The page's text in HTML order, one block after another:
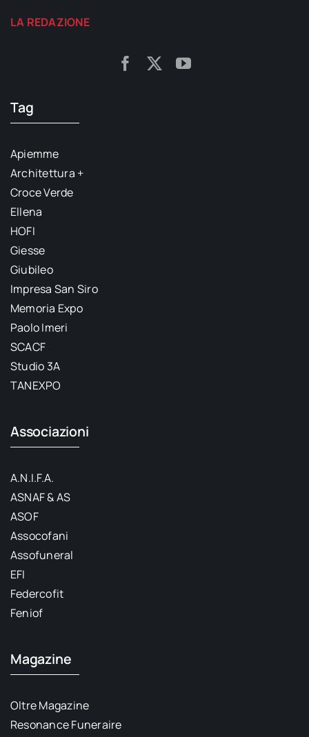
LA REDAZIONE
Tag
Apiemme
Architettura +
Croce Verde
Ellena
HOFI
Giesse
Giubileo
Impresa San Siro
Memoria Expo
Paolo Imeri
SCACF
Studio 3A
TANEXPO
Associazioni
A.N.I.F.A.
ASNAF & AS
ASOF
Assocofani
Assofuneral
EFI
Federcofit
Feniof
Magazine
Oltre Magazine
Resonance Funeraire